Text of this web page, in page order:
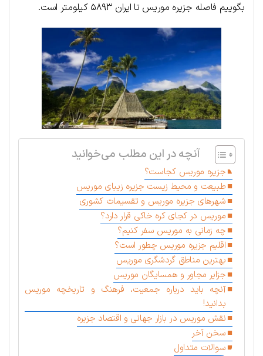
بگوییم فاصله جزیره موریس تا ایران ۵۸۹۳ کیلومتر است.
آنچه در این مطلب می‌خوانید
جزیره موریس کجاست؟
طبیعت و محیط زیست جزیره زیبای موریس
شهرهای جزیره موریس و تقسیمات کشوری
موریس در کجای کره خاکی قرار دارد؟
چه زمانی به موریس سفر کنیم؟
اقلیم جزیره موریس چطور است؟
بهترین مناطق گردشگری موریس
جزایر مجاور و همسایگان موریس
آنچه باید درباره جمعیت، فرهنگ و تاریخچه موریس
بدانید!
نقش موریس در بازار جهانی و اقتصاد جزیره
سخن آخر
سوالات متداول